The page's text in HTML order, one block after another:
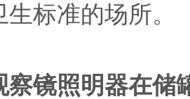
标准的场所。
察镜照明器在储